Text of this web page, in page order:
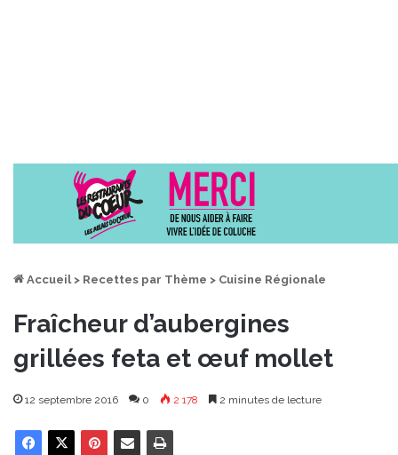
Accueil > Recettes par Thème > Cuisine Régionale
Fraîcheur d’aubergines
grillées feta et œuf mollet
12 septembre 2016 0 2 178 2 minutes de lecture